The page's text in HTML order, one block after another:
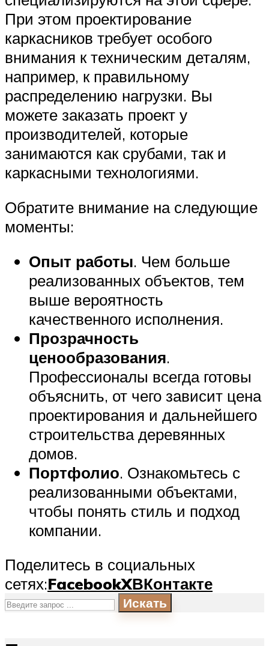
При этом проектирование
каркасников требует особого
внимания к техническим деталям,
например, к правильному
распределению нагрузки. Вы
можете заказать проект у
производителей, которые
занимаются как срубами, так и
каркасными технологиями.
Обратите внимание на следующие
моменты:
Опыт работы. Чем больше
реализованных объектов, тем
выше вероятность
качественного исполнения.
Прозрачность
ценообразования.
Профессионалы всегда готовы
объяснить, от чего зависит цена
проектирования и дальнейшего
строительства деревянных
домов.
Портфолио. Ознакомьтесь с
реализованными объектами,
чтобы понять стиль и подход
компании.
Поделитесь в социальных
сетях:FacebookXВКонтакте
Искать